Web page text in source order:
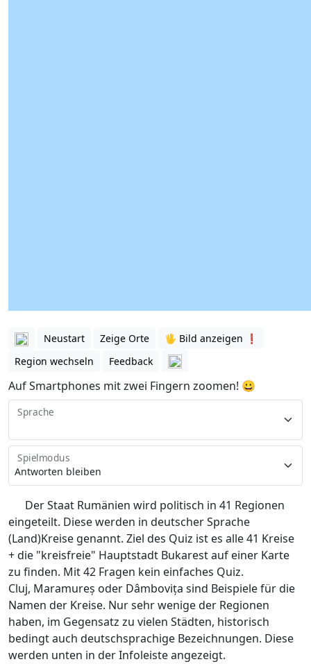
Neustart Zeige Orte
🖐️ Bild anzeigen ❗️
Region wechseln
Feedback
Auf Smartphones mit zwei Fingern zoomen! 😀
Sprache
Spielmodus
Der Staat Rumänien wird politisch in 41 Regionen
eingeteilt. Diese werden in deutscher Sprache
(Land)Kreise genannt. Ziel des Quiz ist es alle 41 Kreise
+ die "kreisfreie" Hauptstadt Bukarest auf einer Karte
zu finden. Mit 42 Fragen kein einfaches Quiz.
Cluj, Maramureș oder Dâmbovița sind Beispiele für die
Namen der Kreise. Nur sehr wenige der Regionen
haben, im Gegensatz zu vielen Städten, historisch
bedingt auch deutschsprachige Bezeichnungen. Diese
werden unten in der Infoleiste angezeigt.